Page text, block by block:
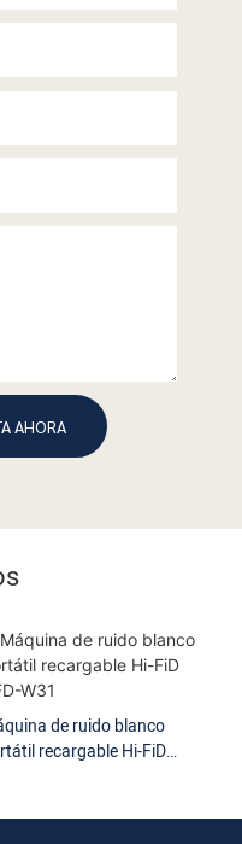
AHORA
de ruido blanco
recargable Hi-FiD